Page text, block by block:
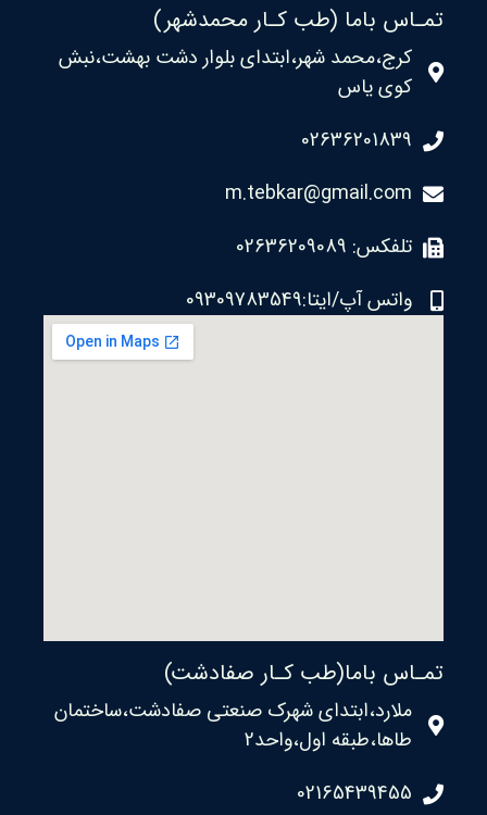
تمـاس باما (طب کـار محمدشهر)
کرج،محمد شهر،ابتدای بلوار دشت بهشت،نبش
کوی یاس
02636201839
m.tebkar@gmail.com
تلفکس: 02636209089
واتس آپ/ایتا:09309783549
تمـاس باما(طب کـار صفادشت)
ملارد،ابتدای شهرک صنعتی صفادشت،ساختمان
طاها،طبقه اول،واحد2
02165439455